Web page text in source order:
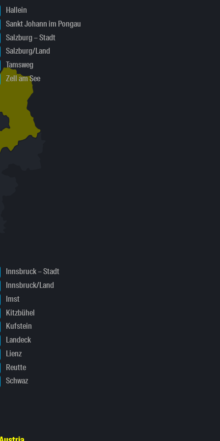
Hallein
Sankt Johann im Pongau
Salzburg – Stadt
Salzburg/Land
Tamsweg
Zell am See
Innsbruck – Stadt
Innsbruck/Land
Imst
Kitzbühel
Kufstein
Landeck
Lienz
Reutte
Schwaz